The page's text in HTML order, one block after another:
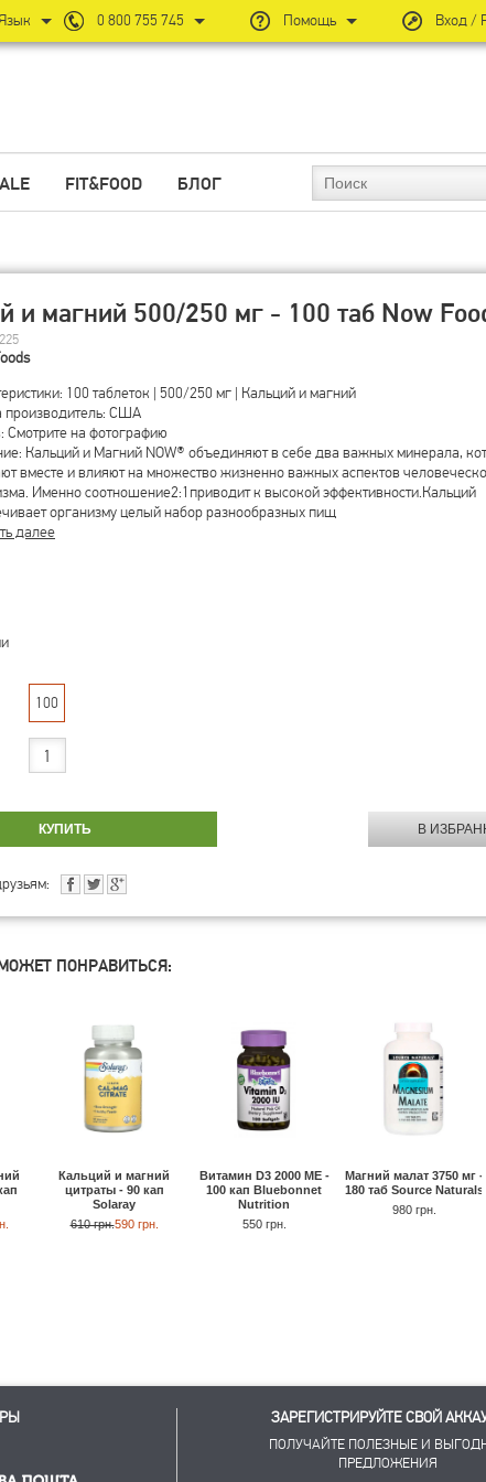
FIT&FOOD БЛОГ
и магний 500/250 мг - 100 таб Now
100 таблеток | 500/250 мг | Кальций и магний
производитель: США
Смотрите на фотографию
Кальций и Магний NOW® объединяют в себе два важных минерала,
вместе и влияют на множество жизненно важных аспектов
Именно соотношение2:1приводит к высокой эффективности.Кальций
организму целый набор разнообразных пищ
далее
100
ПОНРАВИТЬСЯ:
Кальций и магний
цитраты - 90 кап
Solaray
610 грн.590 грн.
Витамин D3 2000 МЕ -
100 кап Bluebonnet
Nutrition
550 грн.
Магний малат 3750 мг -
180 таб Source Naturals
980 грн.
Вход /
Помощь
0 800 755 745
ЗАРЕГИСТРИРУЙТЕ СВОЙ
ПОЛУЧАЙТЕ ПОЛЕЗНЫЕ И
ПРЕДЛОЖЕНИЯ